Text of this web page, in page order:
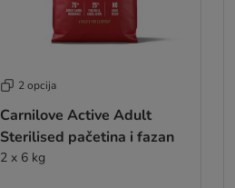
2 opcija
Carnilove Active Adult
Sterilised pačetina i fazan
2 x 6 kg